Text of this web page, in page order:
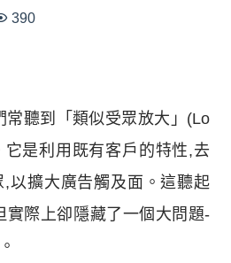
390
常聽到「類似受眾放大」(Lo
是利用既有客戶的特性,去
以擴大廣告觸及面。這聽起
實際上卻隱藏了一個大問題-